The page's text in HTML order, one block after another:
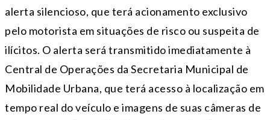
alerta silencioso, que terá acionamento exclusivo
pelo motorista em situações de risco ou suspeita de
ilícitos. O alerta será transmitido imediatamente à
Central de Operações da Secretaria Municipal de
Mobilidade Urbana, que terá acesso à localização em
tempo real do veículo e imagens de suas câmeras de